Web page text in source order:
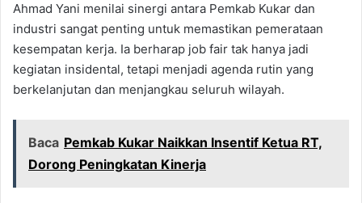
Ahmad Yani menilai sinergi antara Pemkab Kukar dan
industri sangat penting untuk memastikan pemerataan
kesempatan kerja. Ia berharap job fair tak hanya jadi
kegiatan insidental, tetapi menjadi agenda rutin yang
berkelanjutan dan menjangkau seluruh wilayah.
Baca Pemkab Kukar Naikkan Insentif Ketua RT,
Dorong Peningkatan Kinerja